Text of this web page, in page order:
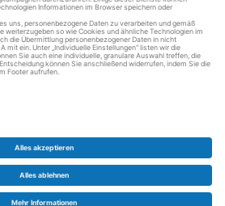
Datenschutz
Partnerportal